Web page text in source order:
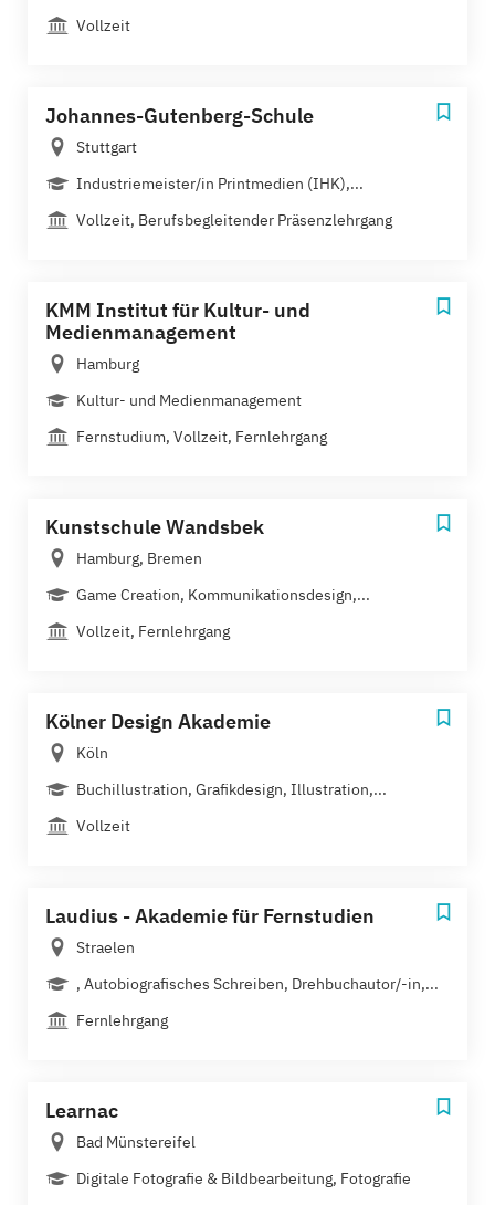
Vollzeit
Johannes-Gutenberg-Schule
Stuttgart
Industriemeister/in Printmedien (IHK),...
Vollzeit, Berufsbegleitender Präsenzlehrgang
KMM Institut für Kultur- und
Medienmanagement
Hamburg
Kultur- und Medienmanagement
Fernstudium, Vollzeit, Fernlehrgang
Kunstschule Wandsbek
Hamburg, Bremen
Game Creation, Kommunikationsdesign,...
Vollzeit, Fernlehrgang
Kölner Design Akademie
Köln
Buchillustration, Grafikdesign, Illustration,...
Vollzeit
Laudius - Akademie für Fernstudien
Straelen
, Autobiografisches Schreiben, Drehbuchautor/-in,...
Fernlehrgang
Learnac
Bad Münstereifel
Digitale Fotografie & Bildbearbeitung, Fotografie